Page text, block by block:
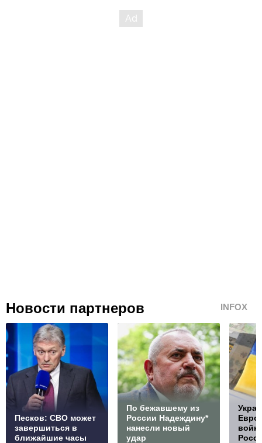
Новости партнеров INFOX
Песков: СВО может
завершиться в
ближайшие часы
По бежавшему из
России Надеждину*
нанесли новый
удар